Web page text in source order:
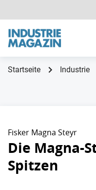
Startseite Industrie
Fisker Magna Steyr
Die Magna-
Spitzen